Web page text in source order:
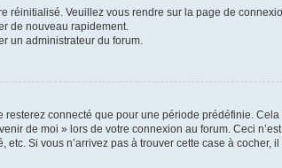
Veuillez vous rendre sur la page de
de nouveau rapidement.
un administrateur du forum.
connecté que pour une période prédéfinie. Cela
de moi » lors de votre connexion au forum. Ceci
Si vous n’arrivez pas à trouver cette case à cocher, il